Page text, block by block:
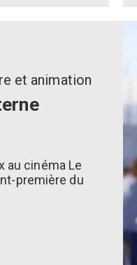
et animation
au cinéma Le
première du